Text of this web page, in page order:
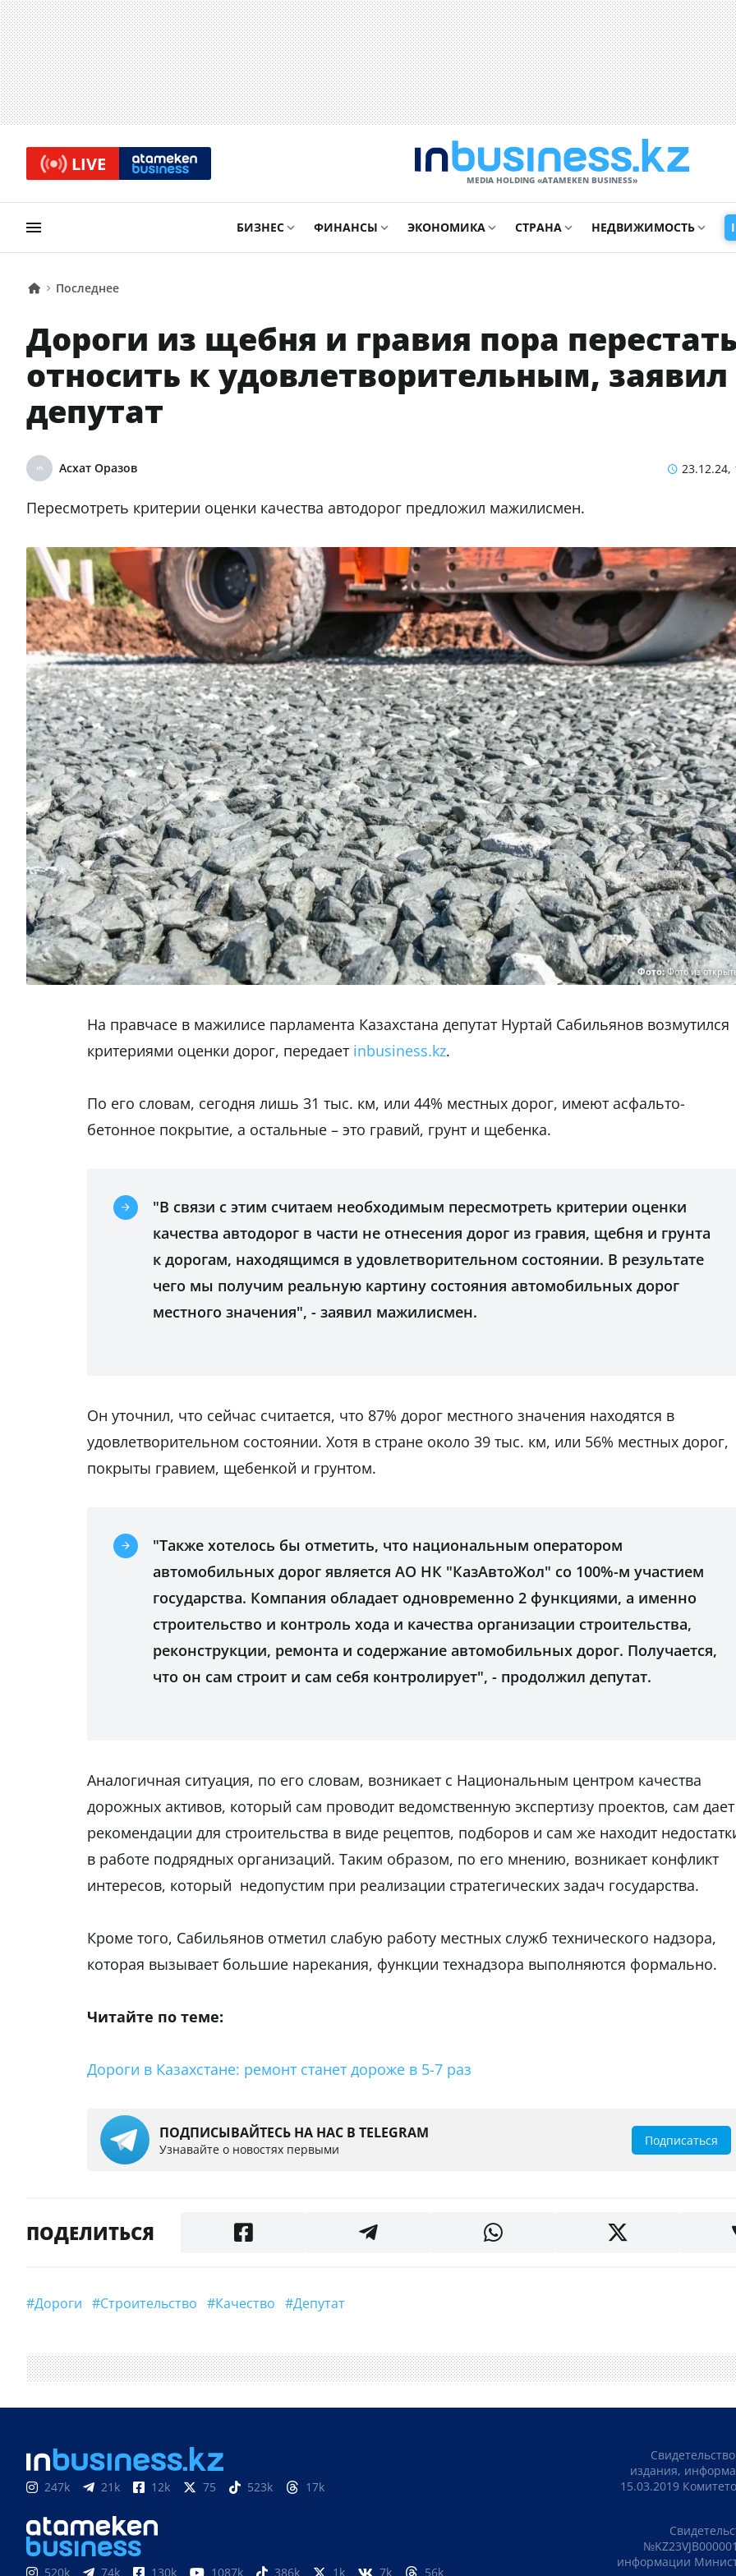
LIVE
MEDIA HOLDING «ATAMEKЕN BUSINESS»
БИЗНЕС ФИНАНСЫ ЭКОНОМИКА СТРАНА НЕДВИЖИМОСТЬ
Последнее
Дороги из щебня и гравия пора
относить к удовлетворительным, заявил
депутат
Асхат Оразов 23.12.24,
Пересмотреть критерии оценки качества автодорог предложил мажилисмен.
Фото:Фото из
На правчасе в мажилисе парламента Казахстана депутат Нуртай Сабильянов возмутился
критериями оценки дорог, передает inbusiness.kz.
По его словам, сегодня лишь 31 тыс. км, или 44% местных дорог, имеют асфальто-
бетонное покрытие, а остальные – это гравий, грунт и щебенка.
"В связи с этим считаем необходимым пересмотреть критерии оценки
качества автодорог в части не отнесения дорог из гравия, щебня и грунта
к дорогам, находящимся в удовлетворительном состоянии. В результате
чего мы получим реальную картину состояния автомобильных дорог
местного значения", - заявил мажилисмен.
Он уточнил, что сейчас считается, что 87% дорог местного значения находятся в
удовлетворительном состоянии. Хотя в стране около 39 тыс. км, или 56% местных дорог,
покрыты гравием, щебенкой и грунтом.
"Также хотелось бы отметить, что национальным оператором
автомобильных дорог является АО НК "КазАвтоЖол" со 100%-м участием
государства. Компания обладает одновременно 2 функциями, а именно
строительство и контроль хода и качества организации строительства,
реконструкции, ремонта и содержание автомобильных дорог. Получается,
что он сам строит и сам себя контролирует", - продолжил депутат.
Аналогичная ситуация, по его словам, возникает с Национальным центром качества
дорожных активов, который сам проводит ведомственную экспертизу проектов, сам дает
рекомендации для строительства в виде рецептов, подборов и сам же находит
в работе подрядных организаций. Таким образом, по его мнению, возникает конфликт
интересов, который недопустим при реализации стратегических задач государства.
Кроме того, Сабильянов отметил слабую работу местных служб технического надзора,
которая вызывает большие нарекания, функции технадзора выполняются формально.
Читайте по теме:
Дороги в Казахстане: ремонт станет дороже в 5-7 раз
ПОДПИСЫВАЙТЕСЬ НА НАС В TELEGRAM
Узнавайте о новостях первыми
Подписаться
ПОДЕЛИТЬСЯ
#дороги #строительство #качество #Депутат
247k 21k 12k 75 523k 17k
520k 74k 130k 1087k 386k 1k 7k 56k
издания,
15.03.2019
информации